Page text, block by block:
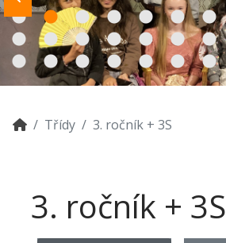
Třídy 3. ročník + 3S
3. ročník + 3S